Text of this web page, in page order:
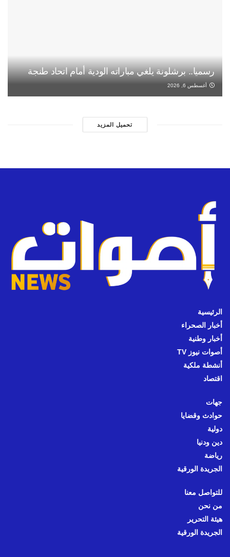
رسميا.. برشلونة يلغي مباراته الودية أمام اتحاد طنجة
أغسطس 6, 2026
تحميل المزيد
الرئيسية
أخبار الصحراء
أخبار وطنية
أصوات نيوز TV
أنشطة ملكية
اقتصاد
جهات
حوادث وقضايا
دولية
دين ودنيا
رياضة
الجريدة الورقية
للتواصل معنا
من نحن
هيئة التحرير
الجريدة الورقية